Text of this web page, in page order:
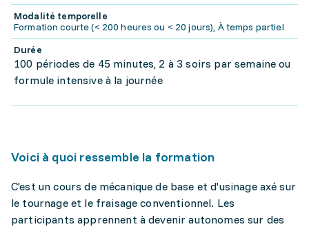
Modalité temporelle
Formation courte (< 200 heures ou < 20 jours), À temps partiel
Durée
100 périodes de 45 minutes, 2 à 3 soirs par semaine ou
formule intensive à la journée
Voici à quoi ressemble la formation
C'est un cours de mécanique de base et d'usinage axé sur
le tournage et le fraisage conventionnel. Les
participants apprennent à devenir autonomes sur des